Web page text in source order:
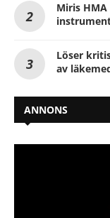
Miris
Löser
av
ANNONS